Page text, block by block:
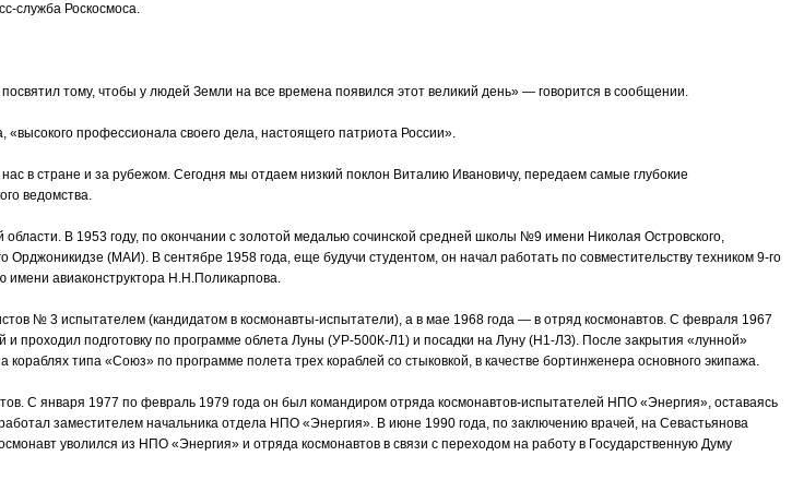
служба Роскосмоса.
тому, чтобы у людей Земли на все времена появился этот великий день» — говорится в сообщении.
«высокого профессионала своего дела, настоящего патриота России».
в стране и за рубежом. Сегодня мы отдаем низкий поклон Виталию Ивановичу, передаем самые глубокие
ведомства.
В 1953 году, по окончании с золотой медалью сочинской средней школы №9 имени Николая Островского,
(МАИ). В сентябре 1958 года, еще будучи студентом, он начал работать по совместительству техником 9-го
авиаконструктора Н.Н.Поликарпова.
№ 3 испытателем (кандидатом в космонавты-испытатели), а в мае 1968 года — в отряд космонавтов. С февраля 1967
и проходил подготовку по программе облета Луны (УР-500К-Л1) и посадки на Луну (Н1-ЛЗ). После закрытия «лунной»
типа «Союз» по программе полета трех кораблей со стыковкой, в качестве бортинженера основного экипажа.
С января 1977 по февраль 1979 года он был командиром отряда космонавтов-испытателей НПО «Энергия», оставаясь
заместителем начальника отдела НПО «Энергия». В июне 1990 года, по заключению врачей, на Севастьянова
уволился из НПО «Энергия» и отряда космонавтов в связи с переходом на работу в Государственную Думу